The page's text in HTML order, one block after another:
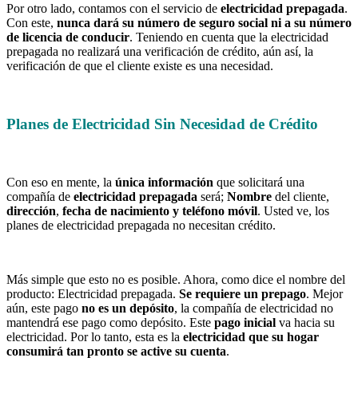
Por otro lado, contamos con el servicio de electricidad prepagada.
Con este, nunca dará su número de seguro social ni a su número
de licencia de conducir. Teniendo en cuenta que la electricidad
prepagada no realizará una verificación de crédito, aún así, la
verificación de que el cliente existe es una necesidad.
Planes de Electricidad Sin Necesidad de Crédito
Con eso en mente, la única información que solicitará una
compañía de electricidad prepagada será; Nombre del cliente,
dirección, fecha de nacimiento y teléfono móvil. Usted ve, los
planes de electricidad prepagada no necesitan crédito.
Más simple que esto no es posible. Ahora, como dice el nombre del
producto: Electricidad prepagada. Se requiere un prepago. Mejor
aún, este pago no es un depósito, la compañía de electricidad no
mantendrá ese pago como depósito. Este pago inicial va hacia su
electricidad. Por lo tanto, esta es la electricidad que su hogar
consumirá tan pronto se active su cuenta.